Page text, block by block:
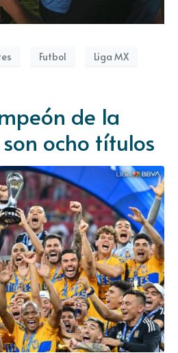
Futbol Liga MX
de la
ocho títulos